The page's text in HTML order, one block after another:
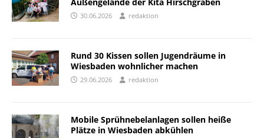
30.06.2026 redaktion
Rund 30 Kissen sollen Jugendräume in
Wiesbaden wohnlicher machen
29.06.2026 redaktion
Mobile Sprühnebelanlagen sollen heiße
Plätze in Wiesbaden abkühlen